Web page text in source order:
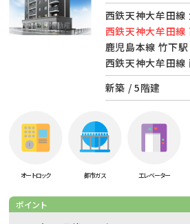
西鉄天神大牟田線
西鉄天神大牟田線
鹿児島本線 竹下
西鉄天神大牟田
新築 / 5階建
オートロック 都市ガス エレベーター
ポイント